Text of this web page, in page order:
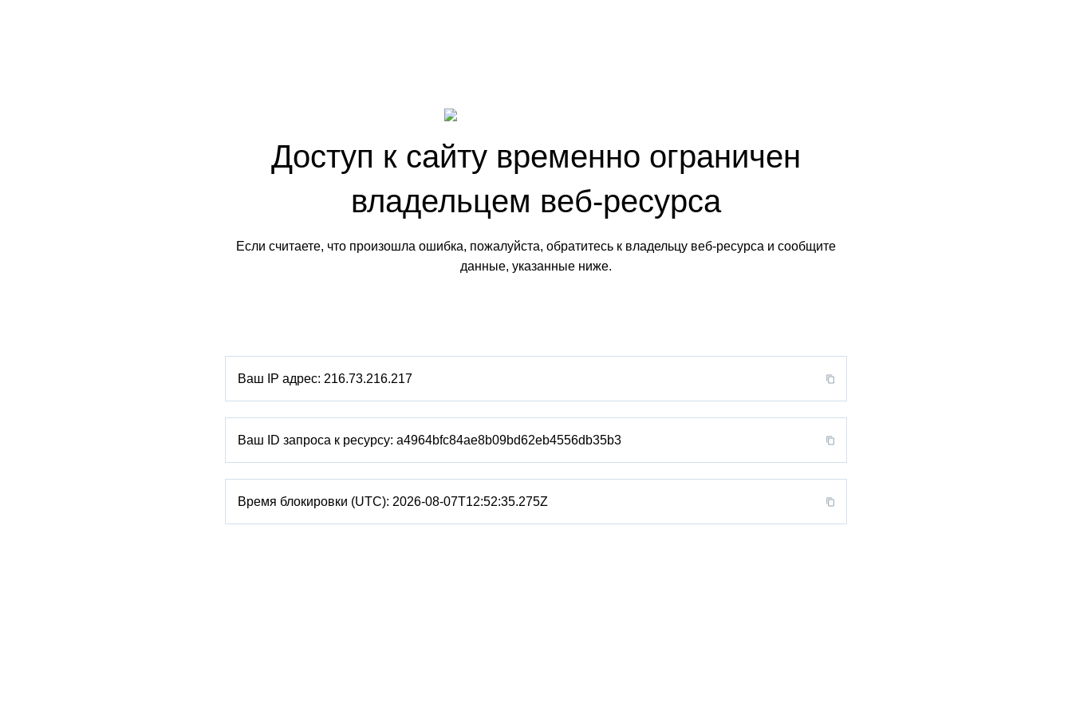
Доступ к сайту временно ограничен
владельцем веб-ресурса
Если считаете, что произошла ошибка, пожалуйста, обратитесь к владельцу веб-ресурса и сообщите
данные, указанные ниже.
Ваш IP адрес: 216.73.216.217
Ваш ID запроса к ресурсу: a4964bfc84ae8b09bd62eb4556db35b3
Время блокировки (UTC): 2026-08-07T12:52:35.275Z